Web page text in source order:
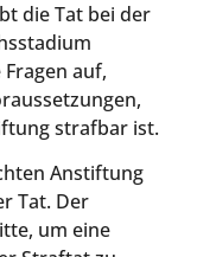
die Tat bei der
auf,
strafbar ist.
Anstiftung
Tat. Der
um eine